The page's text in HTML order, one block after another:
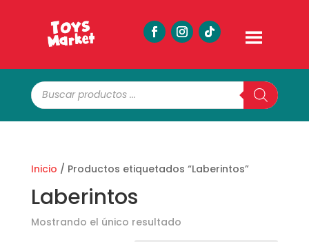
Búsqueda
de
productos
Inicio / Productos etiquetados “Laberintos”
Laberintos
Mostrando el único resultado